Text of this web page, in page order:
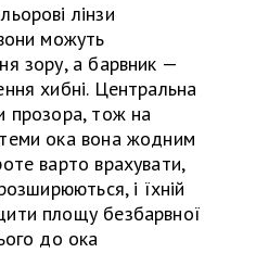
лінзи
можуть
зору, а барвник —
хибні. Центральна
прозора, тож на
ока вона жодним
варто врахувати,
і їхній
площу безбарвної
до ока